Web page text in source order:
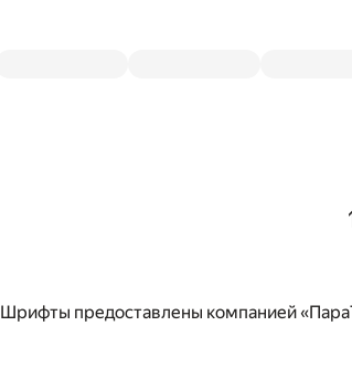
Шрифты предоставлены компанией